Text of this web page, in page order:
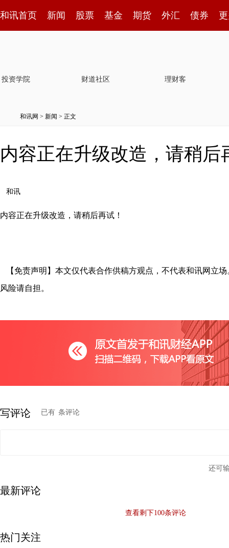
和讯首页 新闻 股票 基金 期货 外汇 债券
投资学院 财道社区 理财客
和讯网 > 新闻 > 正文
内容正在升级改造，请稍后
和讯
内容正在升级改造，请稍后再试！
【免责声明】本文仅代表合作供稿方观点，不代表和讯网立
风险请自担。
写评论 已有 条评论
还可
最新评论
查看剩下100条评论
热门关注